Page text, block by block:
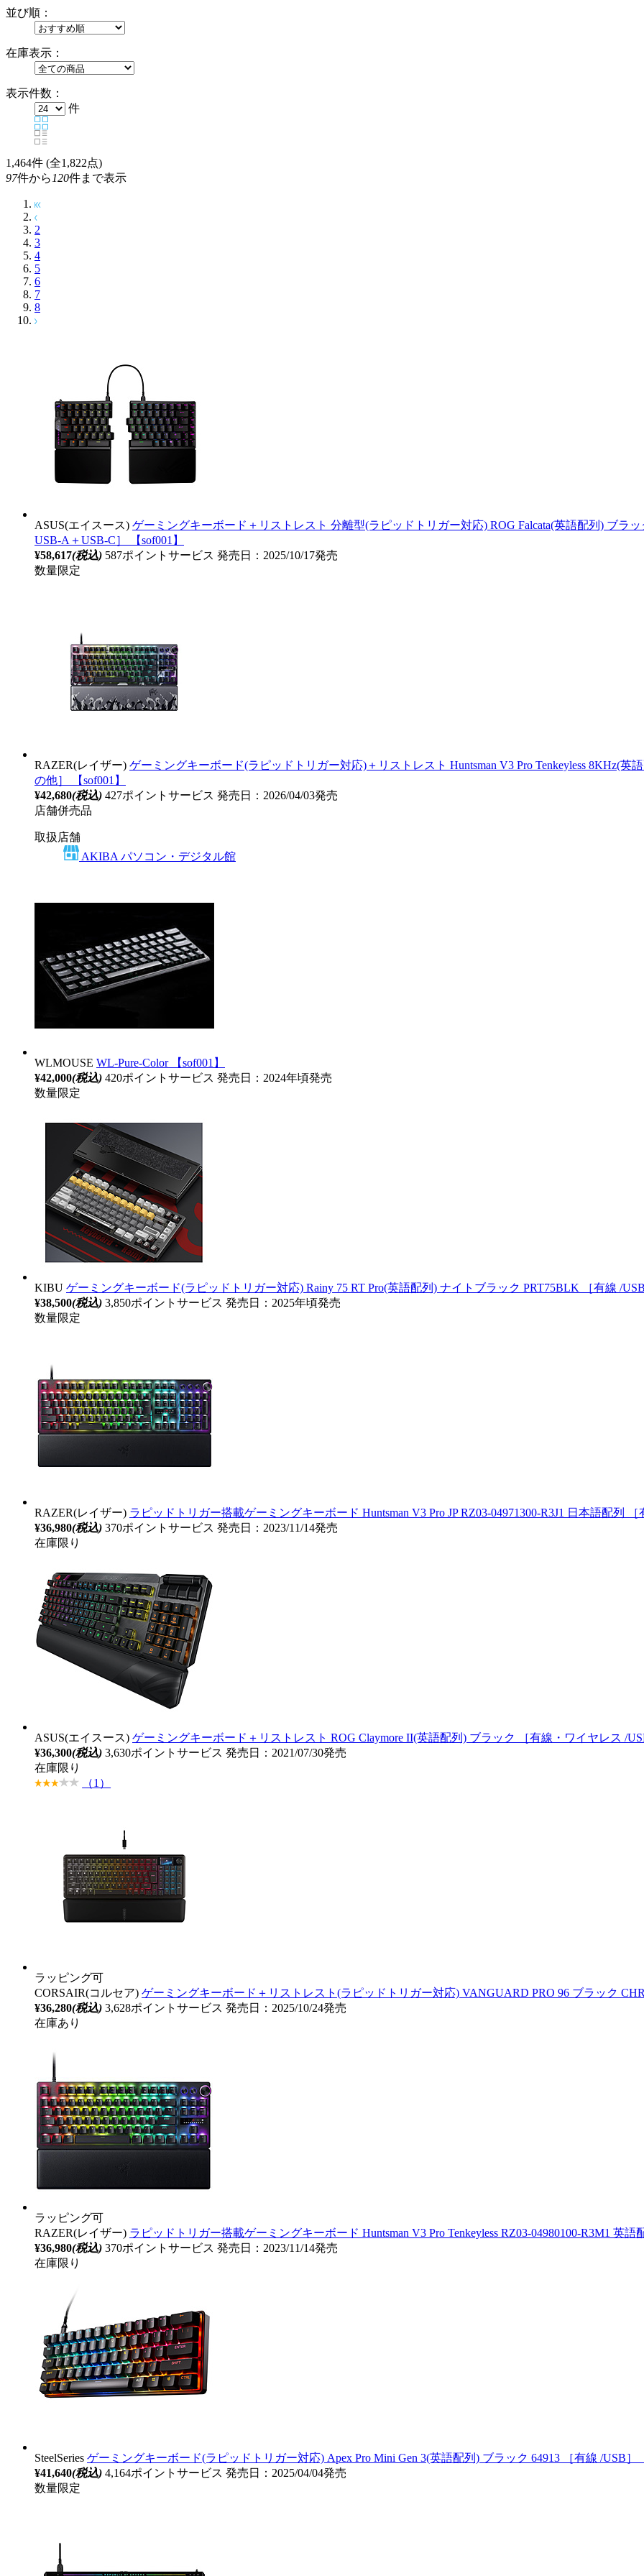
並び順：
在庫表示：
表示件数：
件
1,464件 (全1,822点)
97件から 120件まで表示
2
3
4
5
6
7
8
ASUS(エイスース) ゲーミングキーボード＋リストレスト 分離型(ラピッドトリガー対応) ROG Falcata(英語配列) ブラ
USB-A＋USB-C］ 【sof001】
¥58,617(税込) 587ポイントサービス 発売日：2025/10/17発売
数量限定
RAZER(レイザー) ゲーミングキーボード(ラピッドトリガー対応)＋リストレスト Huntsman V3 Pro Tenkeyless 8KHz(英
の他］ 【sof001】
¥42,680(税込) 427ポイントサービス 発売日：2026/04/03発売
店舗併売品
取扱店舗
AKIBA パソコン・デジタル館
WLMOUSE WL-Pure-Color 【sof001】
¥42,000(税込) 420ポイントサービス 発売日：2024年頃発売
数量限定
KIBU ゲーミングキーボード(ラピッドトリガー対応) Rainy 75 RT Pro(英語配列) ナイトブラック PRT75BLK ［有線 /
¥38,500(税込) 3,850ポイントサービス 発売日：2025年頃発売
数量限定
RAZER(レイザー) ラピッドトリガー搭載ゲーミングキーボード Huntsman V3 Pro JP RZ03-04971300-R3J1 日本語配列 ［
¥36,980(税込) 370ポイントサービス 発売日：2023/11/14発売
在庫限り
ASUS(エイスース) ゲーミングキーボード＋リストレスト ROG Claymore II(英語配列) ブラック ［有線・ワイヤレス /
¥36,300(税込) 3,630ポイントサービス 発売日：2021/07/30発売
在庫限り
（1）
ラッピング可
CORSAIR(コルセア) ゲーミングキーボード＋リストレスト(ラピッドトリガー対応) VANGUARD PRO 96 ブラック
¥36,280(税込) 3,628ポイントサービス 発売日：2025/10/24発売
在庫あり
ラッピング可
RAZER(レイザー) ラピッドトリガー搭載ゲーミングキーボード Huntsman V3 Pro Tenkeyless RZ03-04980100-R3M1 英
¥36,980(税込) 370ポイントサービス 発売日：2023/11/14発売
在庫限り
SteelSeries ゲーミングキーボード(ラピッドトリガー対応) Apex Pro Mini Gen 3(英語配列) ブラック 64913 ［有線 /USB］
¥41,640(税込) 4,164ポイントサービス 発売日：2025/04/04発売
数量限定